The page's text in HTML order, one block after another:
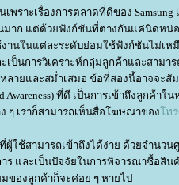
เพราะเรื่องการตลาดที่ดีของ
าก แต่ด้วยฟังก์ชันที่ต่างกันแค่นิดหน่อ
งานในแต่ละระดับย่อมใช้ฟังก์ชันไม่เ
เป็นการวิเคราะห์กลุ่มลูกค้าและสาม
ายและสม่ำเสมอ ข้อที่สองนี้อาจจะสั
Awareness) ที่ดี เป็นการเข้าถึงลูกค้
ๆ เราก็สามารถเห็นสื่อโฆษณาของทร
ผู้ใช้สามารถเข้าถึงได้ง่าย ด้วยจำนว
ร และเป็นปัจจัยในการพิจารณาซื้อสิ
ของลูกค้าก็จะค่อย ๆ หายไป